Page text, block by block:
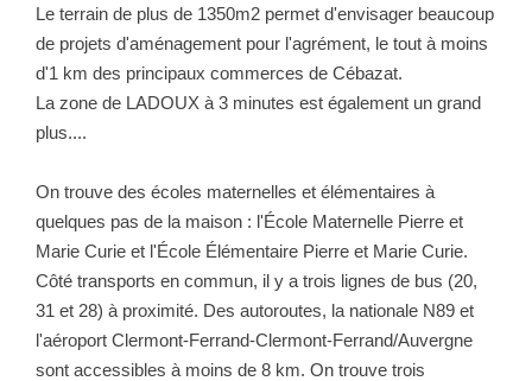
Espace Dossier Location
Le terrain de plus de 1350m2 permet d'envisager beaucoup
de projets d'aménagement pour l'agrément, le tout à moins
d'1 km des principaux commerces de Cébazat.
La zone de LADOUX à 3 minutes est également un grand
plus....
On trouve des écoles maternelles et élémentaires à
quelques pas de la maison : l'École Maternelle Pierre et
Marie Curie et l'École Élémentaire Pierre et Marie Curie.
Côté transports en commun, il y a trois lignes de bus (20,
31 et 28) à proximité. Des autoroutes, la nationale N89 et
l'aéroport Clermont-Ferrand-Clermont-Ferrand/Auvergne
sont accessibles à moins de 8 km. On trouve trois